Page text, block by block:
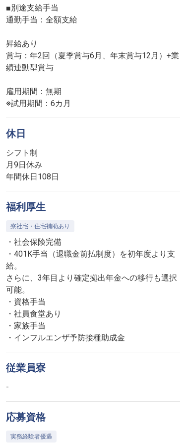
■別途支給手当
通勤手当：全額支給
昇給あり
賞与：年2回（夏季賞与6月、年末賞与12月）+業
績連動型賞与
雇用期間：無期
※試用期間：6カ月
休日
シフト制
月9日休み
年間休日108日
福利厚生
寮社宅・住宅補助あり
・社会保険完備
・401K手当（退職金前払制度）を初年度より支
給。
さらに、3年目より確定拠出年金への移行も選択
可能。
・資格手当
・社員食堂あり
・家族手当
・インフルエンザ予防接種助成金
従業員寮
-
応募資格
実務経験者優遇